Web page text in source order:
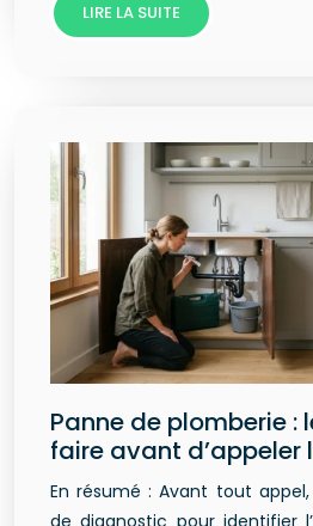
LIRE LA SUITE
Panne de plomberie :
faire avant d’appeler
En résumé : Avant tout